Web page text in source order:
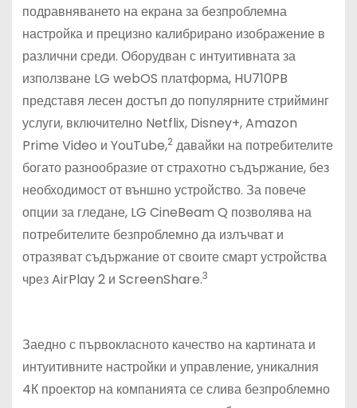
подравняването на екрана за безпроблемна
настройка и прецизно калибрирано изображение в
различни среди. Оборудван с интуитивната за
използване LG webOS платформа, HU710PB
представя лесен достъп до популярните стрийминг
услуги, включително Netflix, Disney+, Amazon
Prime Video и YouTube,2давайки на потребителите
богато разнообразие от страхотно съдържание, без
необходимост от външно устройство. За повече
опции за гледане, LG CineBeam Q позволява на
потребителите безпроблемно да излъчват и
отразяват съдържание от своите смарт устройства
чрез AirPlay 2 и ScreenShare.3
Заедно с първокласното качество на картината и
интуитивните настройки и управление, уникалния
4К проектор на компанията се слива безпроблемно